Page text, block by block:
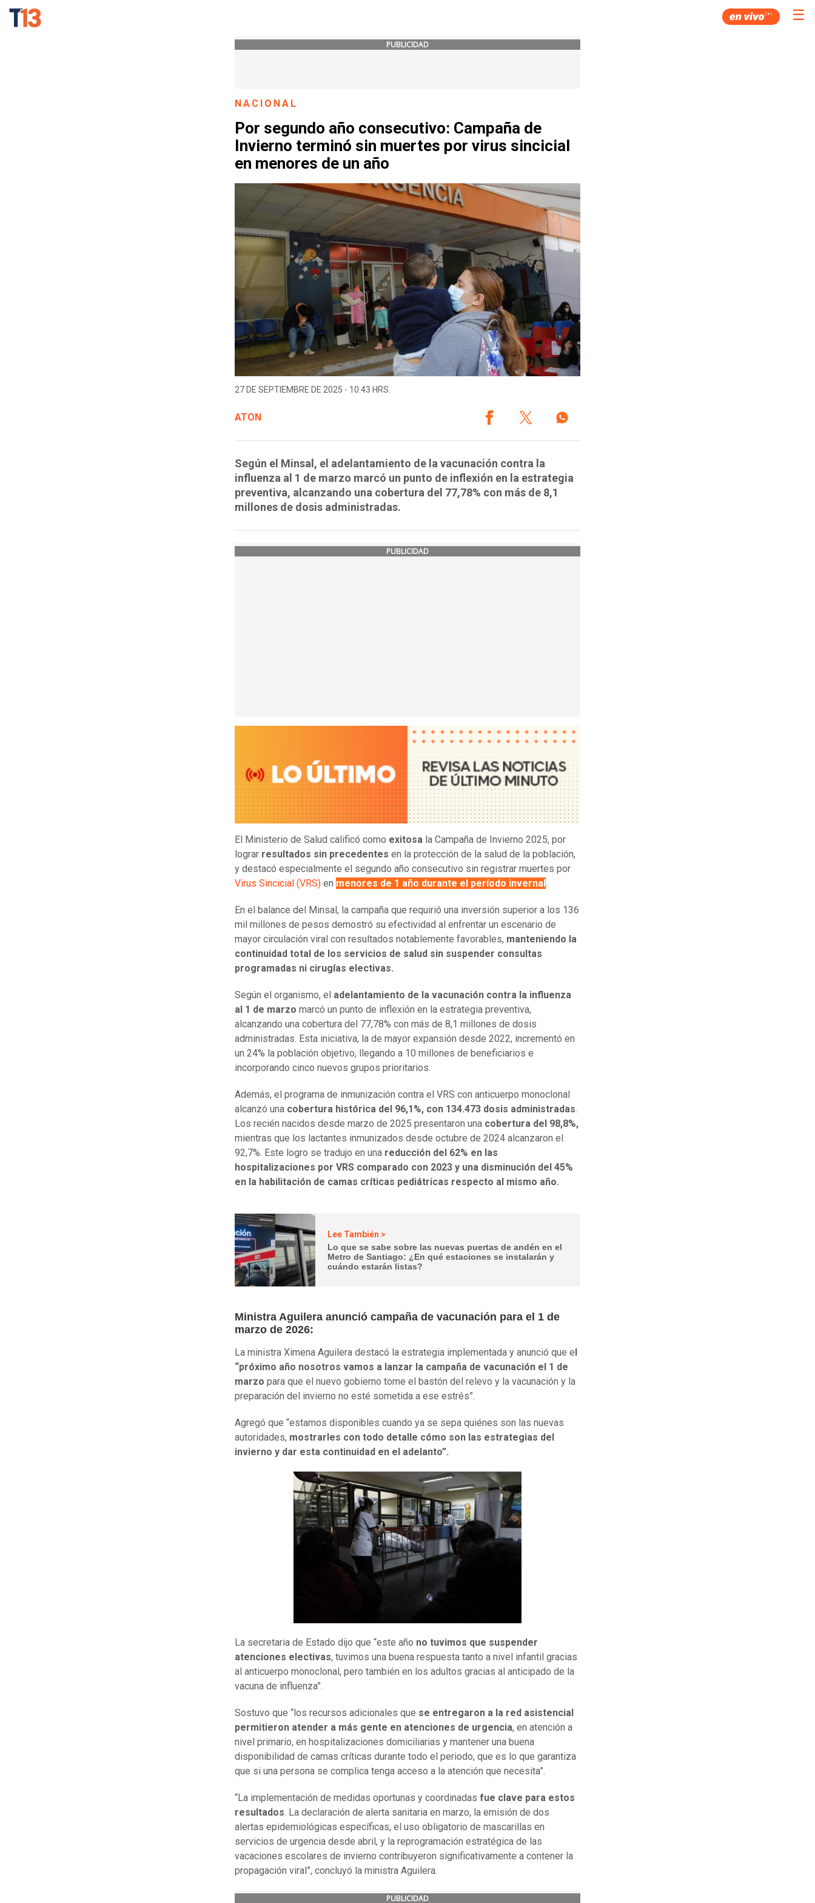
☰
PUBLICIDAD
NACIONAL
Por segundo año consecutivo: Campaña de
Invierno terminó sin muertes por virus sincicial
en menores de un año
27 DE SEPTIEMBRE DE 2025 - 10:43 HRS.
ATON
Según el Minsal, el adelantamiento de la vacunación contra la
influenza al 1 de marzo marcó un punto de inflexión en la estrategia
preventiva, alcanzando una cobertura del 77,78% con más de 8,1
millones de dosis administradas.
PUBLICIDAD
El Ministerio de Salud calificó como exitosa la Campaña de Invierno 2025, por
lograr resultados sin precedentes en la protección de la salud de la población,
y destacó especialmente el segundo año consecutivo sin registrar muertes por
Virus Sincicial (VRS) en menores de 1 año durante el período invernal .
En el balance del Minsal, la campaña que requirió una inversión superior a los 136
mil millones de pesos demostró su efectividad al enfrentar un escenario de
mayor circulación viral con resultados notablemente favorables, manteniendo la
continuidad total de los servicios de salud sin suspender consultas
programadas ni cirugías electivas.
Según el organismo, el adelantamiento de la vacunación contra la influenza
al 1 de marzo marcó un punto de inflexión en la estrategia preventiva,
alcanzando una cobertura del 77,78% con más de 8,1 millones de dosis
administradas. Esta iniciativa, la de mayor expansión desde 2022, incrementó en
un 24% la población objetivo, llegando a 10 millones de beneficiarios e
incorporando cinco nuevos grupos prioritarios.
Además, el programa de inmunización contra el VRS con anticuerpo monoclonal
alcanzó una cobertura histórica del 96,1%, con 134.473 dosis administradas.
Los recién nacidos desde marzo de 2025 presentaron una cobertura del 98,8%,
mientras que los lactantes inmunizados desde octubre de 2024 alcanzaron el
92,7%. Este logro se tradujo en una reducción del 62% en las
hospitalizaciones por VRS comparado con 2023 y una disminución del 45%
en la habilitación de camas críticas pediátricas respecto al mismo año.
Lee También >
Lo que se sabe sobre las nuevas puertas de andén en el
Metro de Santiago: ¿En qué estaciones se instalarán y
cuándo estarán listas?
Ministra Aguilera anunció campaña de vacunación para el 1 de
marzo de 2026:
La ministra Ximena Aguilera destacó la estrategia implementada y anunció que e
“próximo año nosotros vamos a lanzar la campaña de vacunación el 1 de
marzo para que el nuevo gobierno tome el bastón del relevo y la vacunación y la
preparación del invierno no esté sometida a ese estrés”.
Agregó que “estamos disponibles cuando ya se sepa quiénes son las nuevas
autoridades, mostrarles con todo detalle cómo son las estrategias del
invierno y dar esta continuidad en el adelanto”.
La secretaria de Estado dijo que “este año no tuvimos que suspender
atenciones electivas, tuvimos una buena respuesta tanto a nivel infantil gracias
al anticuerpo monoclonal, pero también en los adultos gracias al anticipado de la
vacuna de influenza”.
Sostuvo que “los recursos adicionales que se entregaron a la red asistencial
permitieron atender a más gente en atenciones de urgencia, en atención a
nivel primario, en hospitalizaciones domiciliarias y mantener una buena
disponibilidad de camas críticas durante todo el periodo, que es lo que garantiza
que si una persona se complica tenga acceso a la atención que necesita”.
“La implementación de medidas oportunas y coordinadas fue clave para estos
resultados. La declaración de alerta sanitaria en marzo, la emisión de dos
alertas epidemiológicas específicas, el uso obligatorio de mascarillas en
servicios de urgencia desde abril, y la reprogramación estratégica de las
vacaciones escolares de invierno contribuyeron significativamente a contener la
propagación viral”, concluyó la ministra Aguilera.
PUBLICIDAD